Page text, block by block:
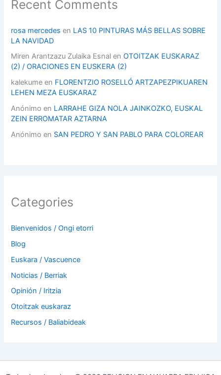
Recent Comments
rosa mercedes en LAS 10 PINTURAS MÁS BELLAS SOBRE
LA NAVIDAD
Miren Arantzazu Zulaika Esnal enOTOITZAK EUSKARAZ
(2) / ORACIONES EN EUSKERA (2)
kalekume en FLORENTZIO ROSELLÓ ARTZAPEZPIKUAREN
LEHEN MEZA EUSKARAZ
Anónimo en LARRAHE GIZA NOLA JAINKOZKO, EUSKAL
ZEIN ERROMATAR AZTARNA
Anónimo en SAN PEDRO Y SAN PABLO PARA COLOREAR
Categories
Bienvenidos / Ongi etorri
Blog
Euskara / Vascuence
Noticias / Berriak
Opinión / Iritzia
Otoitzak euskaraz
Recursos / Baliabideak